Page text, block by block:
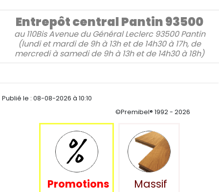
Entrepôt central Pantin 93500
au 110Bis Avenue du Général Leclerc 93500 Pantin
(lundi et mardi de 9h à 13h et de 14h30 à 17h, de
mercredi à samedi de 9h à 13h et de 14h30 à 18h)
Publié le :08-08-2026 à 10:10
©Premibel® 1992 - 2026
Promotions Massif